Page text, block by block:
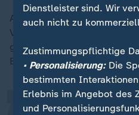
Am Montag wird es im
Verhandlungen zwischen
geben. Wadephul nennt die
Bedeutung".
Das kann der
„
Dienstleister sind. Wir
auch nicht zu
Zustimmungspflichtige
• Personalisierung:Die
bestimmten
Erlebnis im Angebot des
und